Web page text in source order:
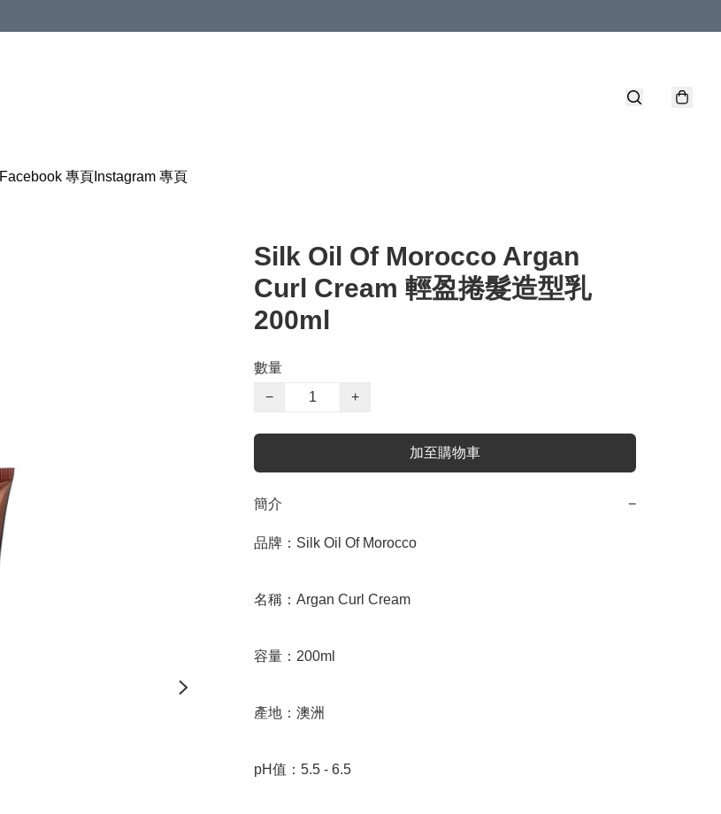
Facebook 專頁 Instagram 專頁
Silk Oil Of Morocco Argan
Curl Cream 輕盈捲髮造型乳
200ml
數量
−
+
加至購物車
簡介 −
品牌：Silk Oil Of Morocco
名稱：Argan Curl Cream
容量：200ml
產地：澳洲
pH值：5.5 - 6.5